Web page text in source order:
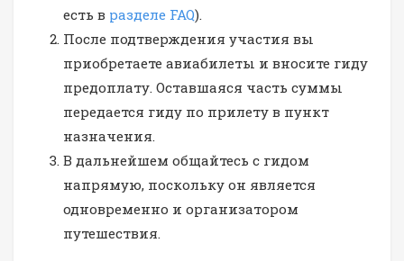
есть в разделе FAQ).
После подтверждения участия вы
приобретаете авиабилеты и вносите гиду
предоплату. Оставшаяся часть суммы
передается гиду по прилету в пункт
назначения.
В дальнейшем общайтесь с гидом
напрямую, поскольку он является
одновременно и организатором
путешествия.